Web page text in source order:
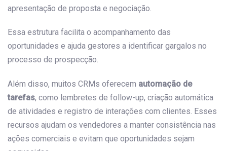
apresentação de proposta e negociação.
Essa estrutura facilita o acompanhamento das
oportunidades e ajuda gestores a identificar gargalos no
processo de prospecção.
Além disso, muitos CRMs oferecem automação de
tarefas, como lembretes de follow-up, criação automática
de atividades e registro de interações com clientes. Esses
recursos ajudam os vendedores a manter consistência nas
ações comerciais e evitam que oportunidades sejam